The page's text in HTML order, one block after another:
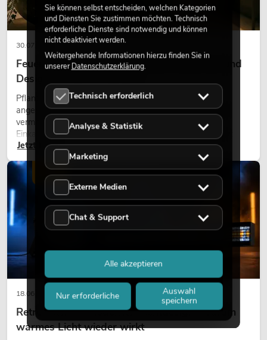
30.07.2026
Feuerhemmende Kunstpflanzen: Sicherheit und
Design perfekt kombiniert
Pflanzen machen Räume lebendig. Sie schaffen eine
angenehme Atmosphäre, verbessern das Ambiente und
vermitteln Natürlichkeit. Ob in Hotels, Restaurants,
Einkaufszentren, Bürogebäuden oder auf Messeständen:
eine hochwertige Begrünung gehört heute längst zum
modernen Raumkonzept.
Jetzt lesen
18.06.2026
Retro-Licht im modernen Lichtdesign: Warum
warmes Licht wieder wirkt
LICHT
Sie können selbst entscheiden, welchen Kategorien
und Diensten Sie zustimmen möchten. Technisch
erforderliche Dienste sind notwendig und können
nicht deaktiviert werden.
Weitergehende Informationen hierzu finden Sie in
unsererDatenschutzerklärung.
Technisch erforderlich
Analyse & Statistik
Marketing
Externe Medien
Chat & Support
Nur erforderliche
Auswahl
speichern
Alle akzeptieren